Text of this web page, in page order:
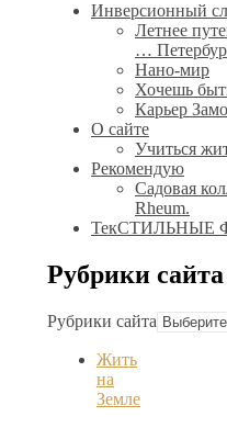
Инверсионный
Летнее
…
Нано-мир
Хочешь
Карьер
О сайте
Учиться
Рекомендую
Садовая
Rheum.
ТекСТИЛЬНЫЕ
Рубрики сайта
Рубрики сайта
Жить
на
Земле